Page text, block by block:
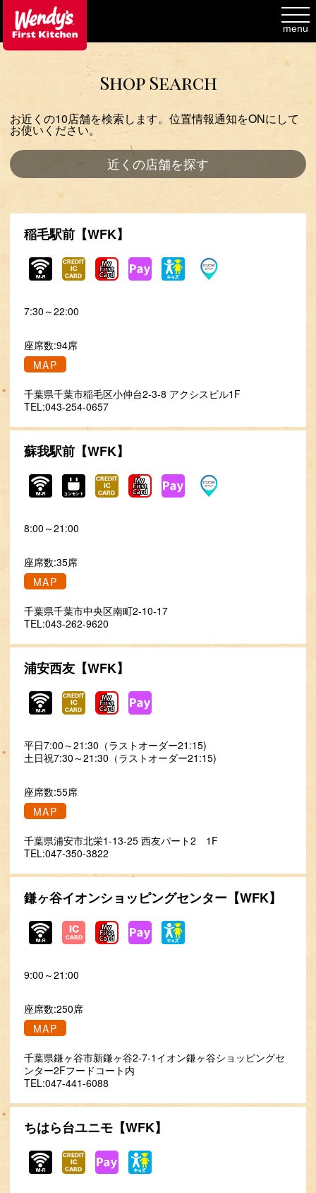
menu
Shop Search
お近くの10店舗を検索します。位置情報通知をONにして
お使いください。
近くの店舗を探す
稲毛駅前【WFK】
7:30～22:00
座席数:94席
MAP
千葉県千葉市稲毛区小仲台2-3-8 アクシスビル1F
TEL:043-254-0657
蘇我駅前【WFK】
8:00～21:00
座席数:35席
MAP
千葉県千葉市中央区南町2-10-17
TEL:043-262-9620
浦安西友【WFK】
平日7:00～21:30（ラストオーダー21:15)
土日祝7:30～21:30（ラストオーダー21:15)
座席数:55席
MAP
千葉県浦安市北栄1-13-25 西友パート2 1F
TEL:047-350-3822
鎌ヶ谷イオンショッピングセンター【WFK】
9:00～21:00
座席数:250席
MAP
千葉県鎌ヶ谷市新鎌ヶ谷2-7-1イオン鎌ヶ谷ショッピングセ
ンター2Fフードコート内
TEL:047-441-6088
ちはら台ユニモ【WFK】